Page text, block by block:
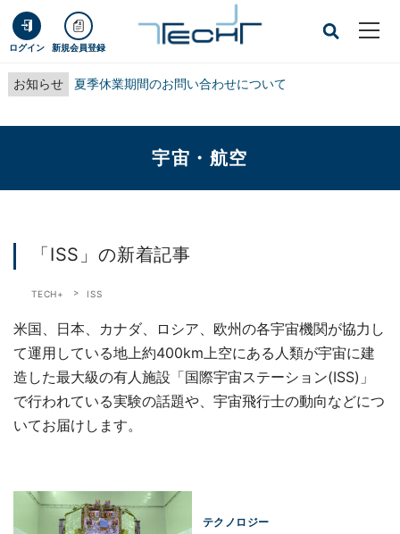
ログイン 新規会員登録
お知らせ 夏季休業期間のお問い合わせについて
宇宙・航空
「ISS」の新着記事
TECH+ ISS
米国、日本、カナダ、ロシア、欧州の各宇宙機関が協力し
て運用している地上約400km上空にある人類が宇宙に建
造した最大級の有人施設「国際宇宙ステーション(ISS)」
で行われている実験の話題や、宇宙飛行士の動向などにつ
いてお届けします。
テクノロジー